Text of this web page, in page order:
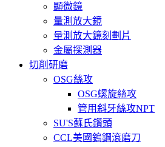
顯微鏡
量測放大鏡
量測放大鏡刻劃片
金屬探測器
切削研磨
OSG絲攻
OSG螺旋絲攻
管用斜牙絲攻NPT
SU'S蘇氏鑽頭
CCL美國鎢鋼滾磨刀